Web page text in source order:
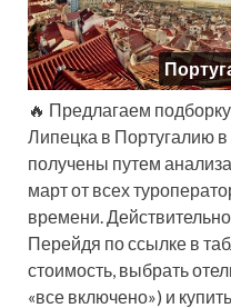
🔥 Предлагаем
Липецка в Португалию
получены путем
март от всех
времени.
Перейдя по ссылке в
стоимость, выбрать
«все включено») и